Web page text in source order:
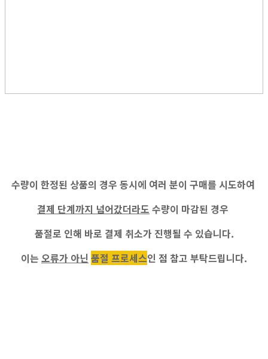
수량이 한정된 상품의 경우 동시에 여러 분이 구매를 시도하여
결제 단계까지 넘어갔더라도 수량이 마감된 경우
품절로 인해 바로 결제 취소가 진행될 수 있습니다.
이는 오류가 아닌 품절 프로세스인 점 참고 부탁드립니다.